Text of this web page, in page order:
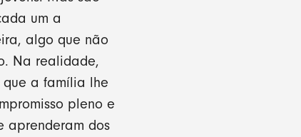
um a
algo que não
Na realidade,
que a família lhe
pleno e
aprenderam dos